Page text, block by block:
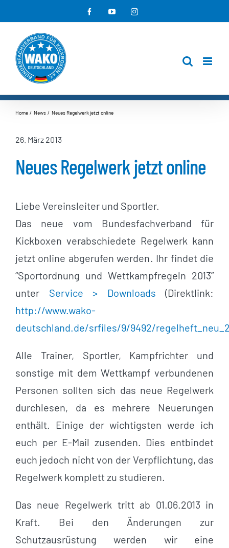
Inhalt
springen
FacebookYouTubeInstagram
Home News Neues Regelwerk jetzt online
26. März 2013
Neues Regelwerk jetzt online
Liebe Vereinsleiter und Sportler.
Das neue vom Bundesfachverband für
Kickboxen verabschiedete Regelwerk kann
jetzt online abgerufen werden. Ihr findet die
“Sportordnung und Wettkampfregeln 2013”
unter Service > Downloads (Direktlink:
http://www.wako-
deutschland.de/srfiles/9/9492/
Alle Trainer, Sportler, Kampfrichter und
sonstige mit dem Wettkampf verbundenen
Personen sollten sich das neue Regelwerk
durchlesen, da es mehrere Neuerungen
enthält. Einige der wichtigsten werde ich
euch per E-Mail zusenden. Dies entbindet
euch jedoch nicht von der Verpflichtung, das
Regelwerk komplett zu studieren.
Das neue Regelwerk tritt ab 01.06.2013 in
Kraft. Bei den Änderungen zur
Schutzausrüstung werden wir eine